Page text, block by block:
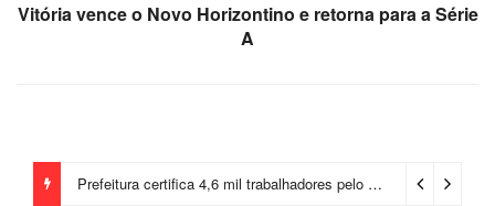
Vitória vence o Novo Horizontino e retorna para a Série
A
Prefeitura certifica 4,6 mil trabalhadores pelo programa Treinar para Empregar e realiza Feirão de Empregabilidade